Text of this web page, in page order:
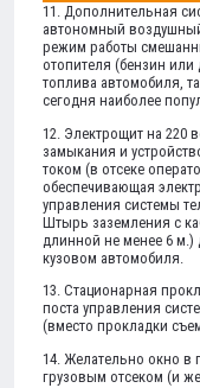
11. Дополнительная
автономный
режим работы
отопителя (бензин или
топлива автомобиля,
сегодня наиболее
12. Электрощит на 220
замыкания и
током (в отсеке
обеспечивающая
управления системы
Штырь заземления с
длинной не менее 6
кузовом автомобиля.
13. Стационарная
поста управления
(вместо прокладки
14. Желательно окно в
грузовым отсеком (и